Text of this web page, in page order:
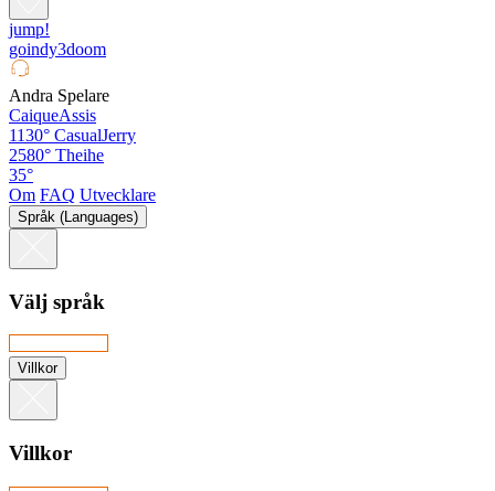
jump!
goindy3doom
Andra Spelare
CaiqueAssis
1130° CasualJerry
2580° Theihe
35°
Om FAQ Utvecklare
Språk (Languages)
Välj språk
Villkor
Villkor